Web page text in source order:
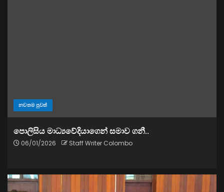
නවතම පුවත්
පොලිසිය මාධ්‍යවේදියාගෙන් සමාව ගනී..
06/01/2026 Staff Writer Colombo